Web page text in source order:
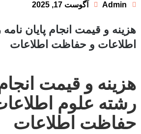
Admin آگوست 17, 2025
هزینه و قیمت انجام پایان
اطلاعات و حفاظت اطلاعات
هزینه و قیمت
رشته علوم
حفاظت اطلاعات